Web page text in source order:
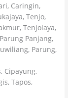
Caringin,
Tenjo,
Tenjolaya,
Panjang,
Parung,
Cipayung,
Tapos,